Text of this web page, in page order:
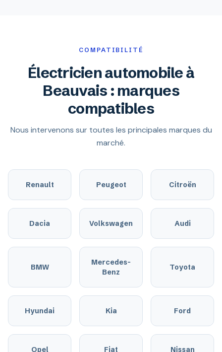
COMPATIBILITÉ
Électricien automobile à
Beauvais : marques
compatibles
Nous intervenons sur toutes les principales marques du
marché.
Renault Peugeot Citroën
Dacia Volkswagen Audi
BMW
Mercedes-
Benz
Toyota
Hyundai Kia Ford
Opel Fiat Nissan